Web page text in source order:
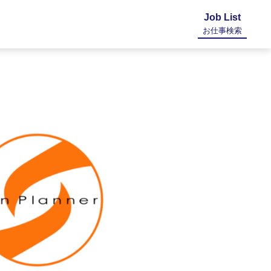
Job List
お仕事検索